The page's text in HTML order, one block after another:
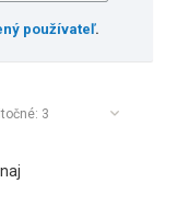
používateľ.
3